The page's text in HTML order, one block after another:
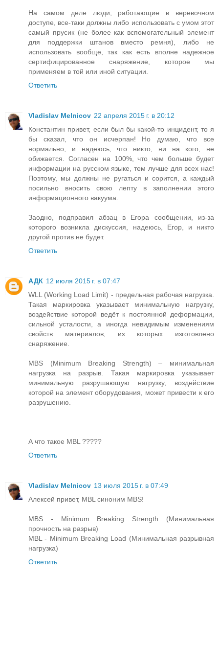
На самом деле люди, работающие в веревочном
доступе, все-таки должны либо использовать с умом этот
самый прусик (не более как вспомогательный элемент
для поддержки штанов вместо ремня), либо не
использовать вообще, так как есть вполне надежное
сертифицированное снаряжение, которое мы
применяем в той или иной ситуации.
Ответить
Vladislav Melnicov 22 апреля 2015 г. в 20:12
Константин привет, если был бы какой-то инцидент, то я
бы сказал, что он исчерпан! Но думаю, что все
нормально, и надеюсь, что никто, ни на кого, не
обижается. Согласен на 100%, что чем больше будет
информации на русском языке, тем лучше для всех нас!
Поэтому, мы должны не ругаться и сорится, а каждый
посильно вносить свою лепту в заполнении этого
информационного вакуума.
Заодно, подправил абзац в Егора сообщении, из-за
которого возникла дискуссия, надеюсь, Егор, и никто
другой против не будет.
Ответить
АДК 12 июля 2015 г. в 07:47
WLL (Working Load Limit) - предельная рабочая нагрузка.
Такая маркировка указывает минимальную нагрузку,
воздействие которой ведёт к постоянной деформации,
сильной усталости, а иногда невидимым изменениям
свойств материалов, из которых изготовлено
снаряжение.
MBS (Minimum Breaking Strength) – минимальная
нагрузка на разрыв. Такая маркировка указывает
минимальную разрушающую нагрузку, воздействие
которой на элемент оборудования, может привести к его
разрушению.
А что такое MBL ?????
Ответить
Vladislav Melnicov 13 июля 2015 г. в 07:49
Алексей привет, MBL синоним MBS!
MBS - Minimum Breaking Strength (Минимальная
прочность на разрыв)
MBL - Minimum Breaking Load (Минимальная разрывная
нагрузка)
Ответить